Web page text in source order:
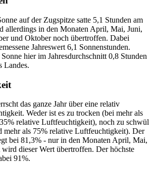
auf der Zugspitze satte 5,1 Stunden am
allerdings in den Monaten April, Mai, Juni,
und Oktober noch übertroffen. Dabei
Jahreswert 6,1 Sonnenstunden.
hier im Jahresdurchschnitt 0,8 Stunden
Landes.
das ganze Jahr über eine relativ
Weder ist es zu trocken (bei mehr als
relative Luftfeuchtigkeit), noch zu schwül
mehr als 75% relative Luftfeuchtigkeit). Der
bei 81,3% - nur in den Monaten April, Mai,
dieser Wert übertroffen. Der höchste
91%.